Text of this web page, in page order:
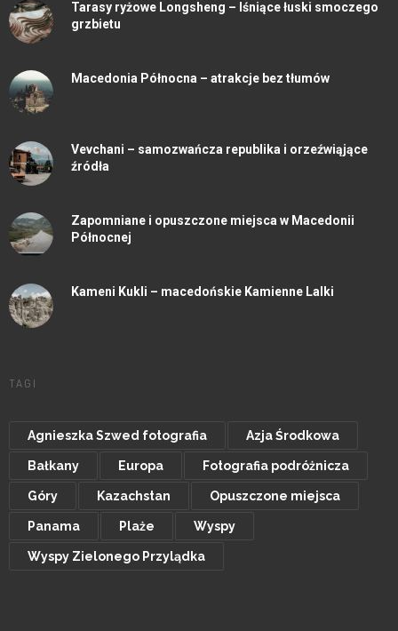
Tarasy ryżowe Longsheng – lśniące łuski smoczego
grzbietu
Macedonia Północna – atrakcje bez tłumów
Vevchani – samozwańcza republika i orzeźwiąjące
źródła
Zapomniane i opuszczone miejsca w Macedonii
Północnej
Kameni Kukli – macedońskie Kamienne Lalki
TAGI
Agnieszka Szwed fotografia Azja Środkowa
Bałkany Europa Fotografia podróżnicza
Góry Kazachstan Opuszczone miejsca
Panama Plaże Wyspy
Wyspy Zielonego Przylądka